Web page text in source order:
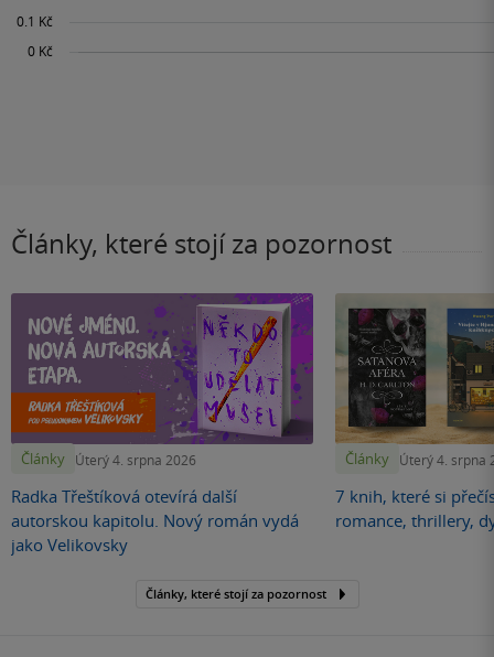
Články, které stojí za pozornost
Články Úterý 4. srpna 2026
Radka Třeštíková otevírá další
autorskou kapitolu. Nový román vydá
jako Velikovsky
Články Úterý 4. srpna
7 knih, které si
romance, thrillery,
Články, které stojí za pozornost